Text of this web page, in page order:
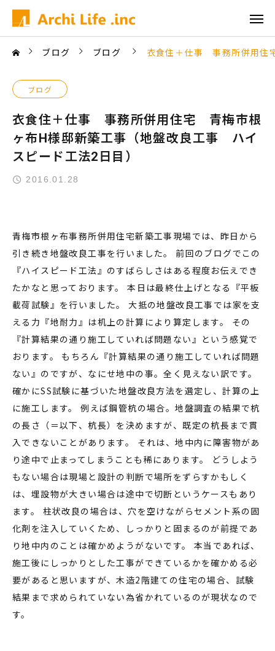
ブログ ブログ 衣食住＋仕事 事務所併用住
ブログ
衣食住＋仕事 事務所併用住宅 青梅市根
ヶ布H様邸新築工事（地盤改良工事 ハイ
スピード工法2日目）
2016.01.28
青梅市根ヶ布事務所併用住宅新築工事現場では、昨日から
引き続き地盤改良工事を行いました。 前回のブログでこの
『ハイスピード工法』のすばらしさはある程度お伝えでき
たかなと思っております。 本日は最終仕上げとなる『平板
載荷試験』を行いました。 大抵の地盤改良工事では家を支
える力『地耐力』は机上の計算により算定します。 その
『計算結果の通り施工していれば問題ない』という感覚で
おります。 もちろん『計算結果の通り施工していれば問題
ない』のですが、なにせ地中の事。全く見えない訳です。
確かにSS試験に基づいた地盤改良方法を選定し、計算の上
に施工します。 例えば鋼管杭の場合。地盤調査の結果で杭
の長さ（＝以下、杭長）を決めますが、既定の杭長まで貫
入できないことがあります。 それは、地中内に障害物があ
り途中で止まってしまうことも稀にあります。 どうしよう
もない場合は現場と設計の判断で場所をずらすかもしく
は、埋設物が大きい場合は途中で切断というケースもあり
ます。 柱状改良の場合は、穴を空けながらセメント系の固
化剤を注入していくため、しっかりと固まるのが前提であ
り地中内のことは確かめようがないです。 本当であれば、
施工後にしっかりとした工事ができているかを確かめる必
要があると思いますが、木造2階建ての住宅の場合、試験
結果まで求められていない為省かれているのが現状なので
す。